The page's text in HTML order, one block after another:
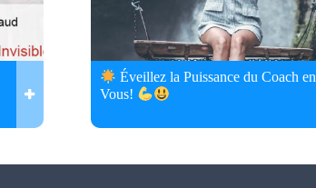
Éveillez la Puissance du Coach en
Vous!